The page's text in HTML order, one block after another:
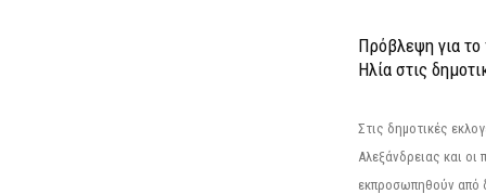
Πρόβλεψη για
Ηλία στις
Στις δημοτικές
Αλεξάνδρειας και οι
εκπροσωπηθούν από